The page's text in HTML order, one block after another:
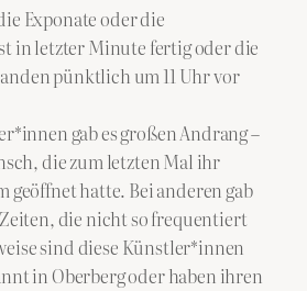
Exponate oder die
in letzter Minute fertig oder die
pünktlich um 11 Uhr vor
gab es großen Andrang –
die zum letzten Mal ihr
geöffnet hatte. Bei anderen gab
die nicht so frequentiert
sind diese Künstler*innen
in Oberberg oder haben ihren